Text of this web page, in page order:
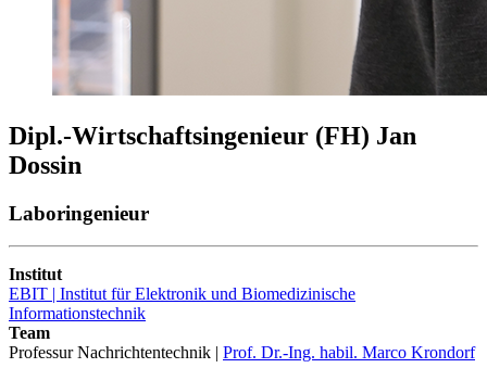
Dipl.-Wirtschaftsingenieur (FH) Jan
Dossin
Laboringenieur
Institut
EBIT | Institut für Elektronik und Biomedizinische
Informationstechnik
Team
Professur Nachrichtentechnik | Prof. Dr.-Ing. habil. Marco Krondorf